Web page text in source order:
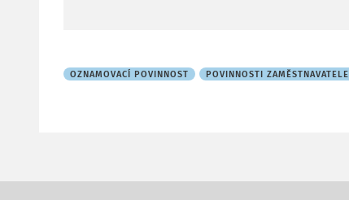
OZNAMOVACÍ POVINNOST POVINNOSTI ZAMĚSTNAVATELE